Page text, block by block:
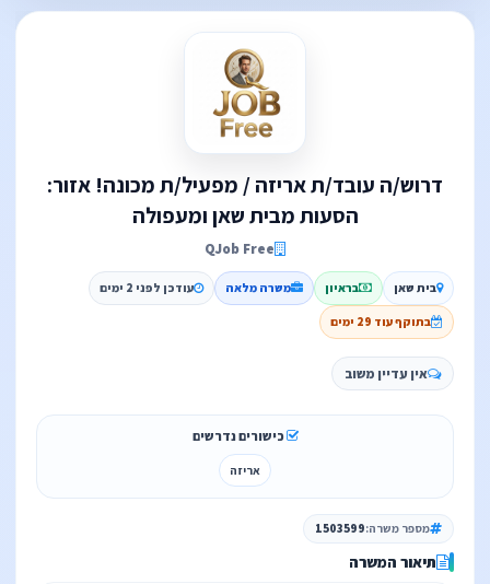
דרוש/ה עובד/ת אריזה / מפעיל/ת מכונה! אזור:
הסעות מבית שאן ומעפולה
QJob Free
בית שאן בראיון משרה מלאה עודכן לפני 2 ימים
בתוקף עוד 29 ימים
אין עדיין משוב
כישורים נדרשים
אריזה
מספר משרה:1503599
תיאור המשרה